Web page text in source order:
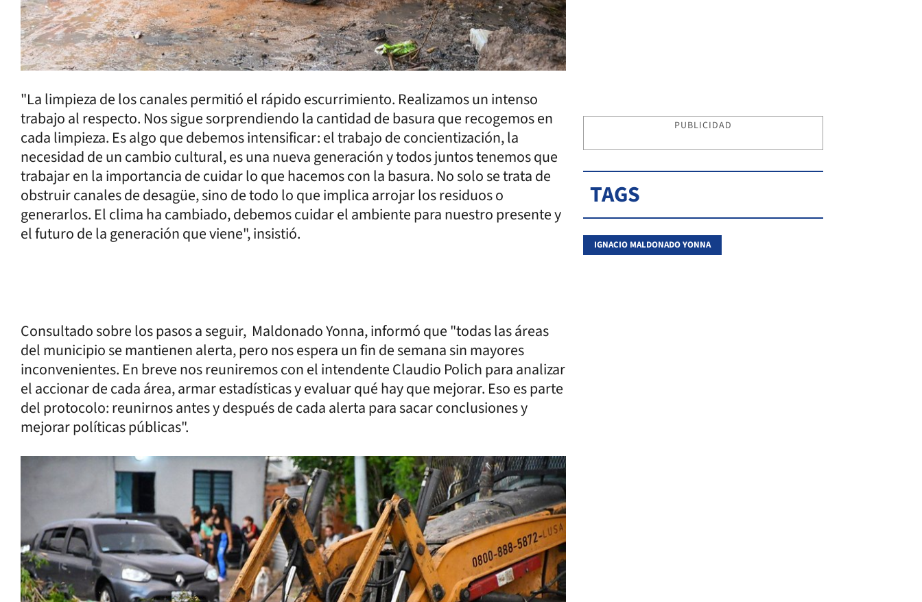
"La limpieza de los canales permitió el rápido escurrimiento. Realizamos un intenso
trabajo al respecto. Nos sigue sorprendiendo la cantidad de basura que recogemos en
cada limpieza. Es algo que debemos intensificar: el trabajo de concientización, la
necesidad de un cambio cultural, es una nueva generación y todos juntos tenemos que
trabajar en la importancia de cuidar lo que hacemos con la basura. No solo se trata de
obstruir canales de desagüe, sino de todo lo que implica arrojar los residuos o
generarlos. El clima ha cambiado, debemos cuidar el ambiente para nuestro presente y
el futuro de la generación que viene", insistió.
Consultado sobre los pasos a seguir, Maldonado Yonna, informó que "todas las áreas
del municipio se mantienen alerta, pero nos espera un fin de semana sin mayores
inconvenientes. En breve nos reuniremos con el intendente Claudio Polich para analizar
el accionar de cada área, armar estadísticas y evaluar qué hay que mejorar. Eso es parte
del protocolo: reunirnos antes y después de cada alerta para sacar conclusiones y
mejorar políticas públicas".
PUBLICIDAD
TAGS
IGNACIO MALDONADO YONNA